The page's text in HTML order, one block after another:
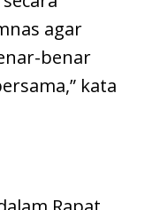
agar
benar
kata